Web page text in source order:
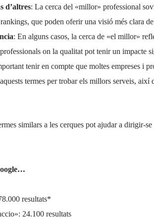
d’altres: La cerca del «millor» professional
que poden oferir una visió més clara
: En alguns casos, la cerca de «el millor»
on la qualitat pot tenir un impacte
tenir en compte que moltes empreses i
termes per trobar els millors serveis, així
similars a les cerques pot ajudar a dirigir-
resultats*
24.100 resultats